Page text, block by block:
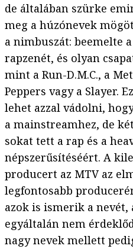
de általában szürke
meg a húzónevek
a nimbuszát: beemelte
rapzenét, és olyan
mint a Run-D.M.C., a
Peppers vagy a Slayer.
lehet azzal vádolni,
a mainstreamhez, de
sokat tett a rap és a
népszerűsítéséért. A
producert az MTV az
legfontosabb
azok is ismerik a nevét,
egyáltalán nem
nagy nevek mellett